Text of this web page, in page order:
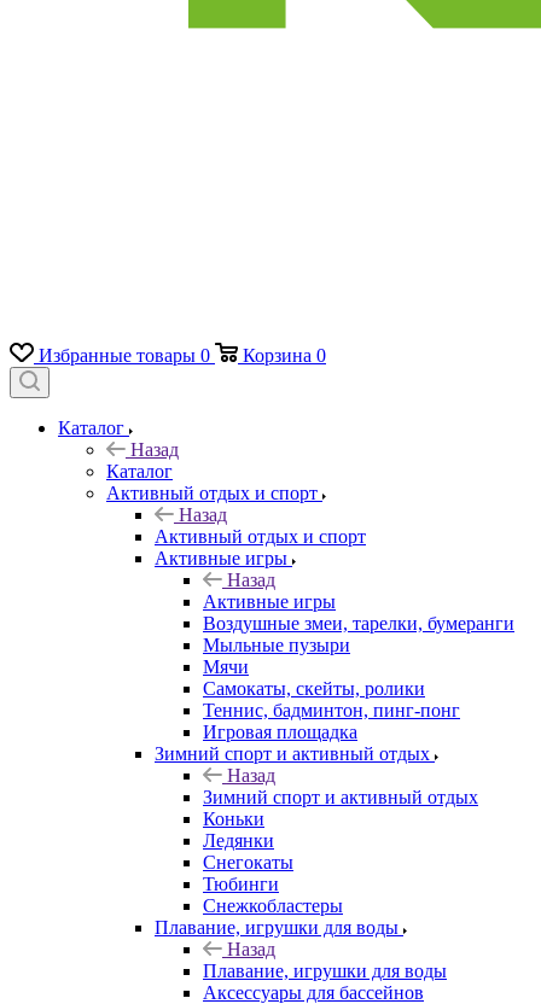
Избранные товары 0 Корзина 0
Каталог
Назад
Каталог
Активный отдых и спорт
Назад
Активный отдых и спорт
Активные игры
Назад
Активные игры
Воздушные змеи, тарелки, бумеранги
Мыльные пузыри
Мячи
Самокаты, скейты, ролики
Теннис, бадминтон, пинг-понг
Игровая площадка
Зимний спорт и активный отдых
Назад
Зимний спорт и активный отдых
Коньки
Ледянки
Снегокаты
Тюбинги
Снежкобластеры
Плавание, игрушки для воды
Назад
Плавание, игрушки для воды
Аксессуары для бассейнов